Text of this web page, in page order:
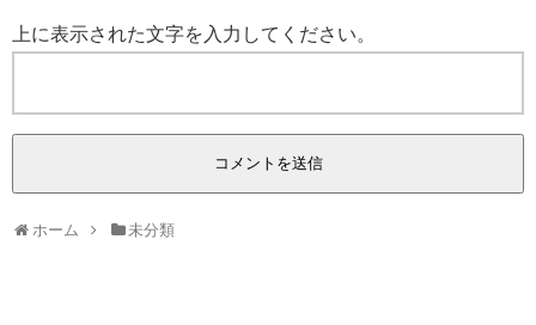
上に表示された文字を入力してください。
ホーム 未分類